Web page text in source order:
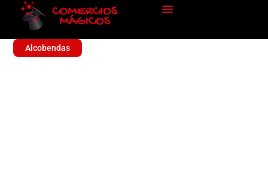
Alcobendas